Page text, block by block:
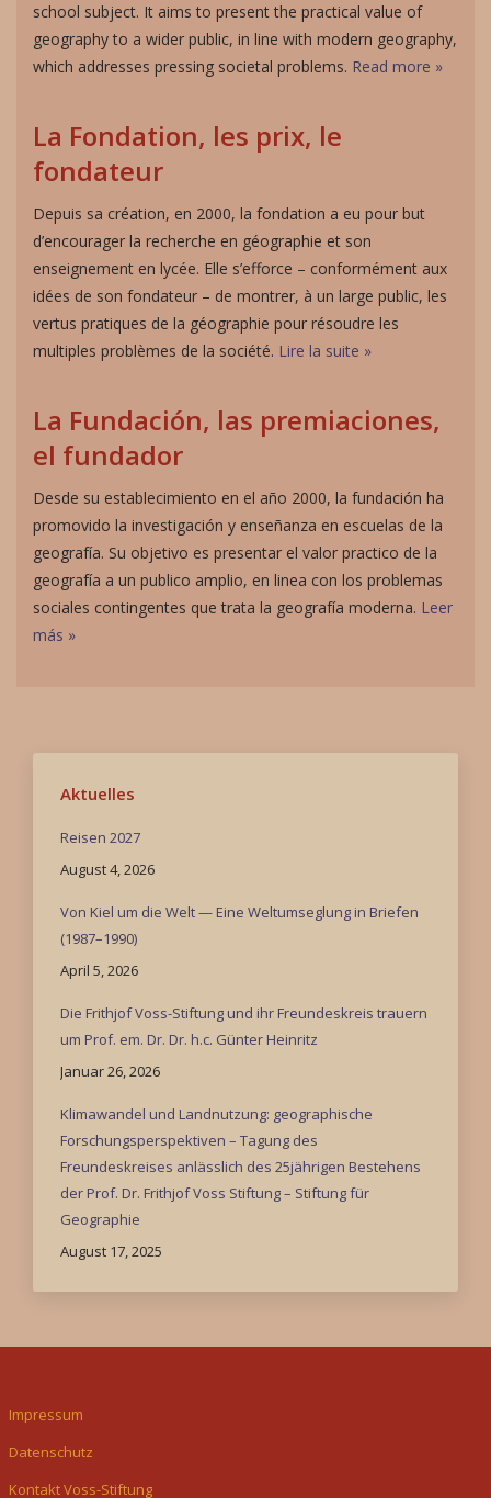
school subject. It aims to present the practical value of
geography to a wider public, in line with modern geography,
which addresses pressing societal problems. Read more »
La Fondation, les prix, le
fondateur
Depuis sa création, en 2000, la fondation a eu pour but
d’encourager la recherche en géographie et son
enseignement en lycée. Elle s’efforce – conformément aux
idées de son fondateur – de montrer, à un large public, les
vertus pratiques de la géographie pour résoudre les
multiples problèmes de la société. Lire la suite »
La Fundación, las premiaciones,
el fundador
Desde su establecimiento en el año 2000, la fundación ha
promovido la investigación y enseñanza en escuelas de la
geografía. Su objetivo es presentar el valor practico de la
geografía a un publico amplio, en linea con los problemas
sociales contingentes que trata la geografía moderna. Leer
más »
Aktuelles
Reisen 2027
August 4, 2026
Von Kiel um die Welt — Eine Weltumseglung in Briefen
(1987–1990)
April 5, 2026
Die Frithjof Voss-Stiftung und ihr Freundeskreis trauern
um Prof. em. Dr. Dr. h.c. Günter Heinritz
Januar 26, 2026
Klimawandel und Landnutzung: geographische
Forschungsperspektiven – Tagung des
Freundeskreises anlässlich des 25jährigen Bestehens
der Prof. Dr. Frithjof Voss Stiftung – Stiftung für
Geographie
August 17, 2025
Impressum
Datenschutz
Kontakt Voss-Stiftung